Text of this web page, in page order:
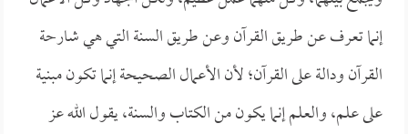
إنما تعرف عن طريق القرآن وعن طريق السنة التي هي شارحة
القرآن ودالة على القرآن؛ لأن الأعمال الصحيحة إنما تكون مبنية
على علم، والعلم إنما يكون من الكتاب والسنة، يقول الله عز